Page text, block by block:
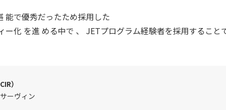
能で優秀だったため採用した
ー化 を進 める中で 、 JETプログラム経験者を採用するこ
）
ーヴィン